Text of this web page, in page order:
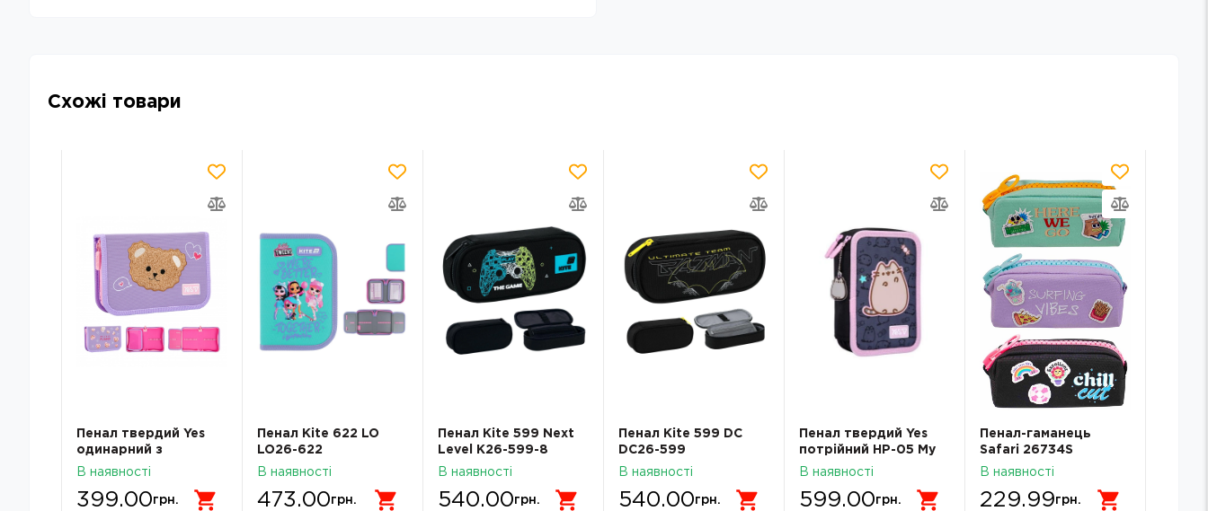
Схожі товари
Пенал твердий Yes
одинарний з
клапаном HP-03 Bear
В наявності
399.00грн.
Пенал Kite 622 LO
LO26-622
В наявності
473.00грн.
Пенал Kite 599 Next
Level K26-599-8
В наявності
540.00грн.
Пенал Kite 599 DC
DC26-599
В наявності
540.00грн.
Пенал твердий Yes
потрійний HP-05 My
Pusheen 533748
В наявності
599.00грн.
Пенал-гаманець
Safari 26734S
В наявності
229.99грн.